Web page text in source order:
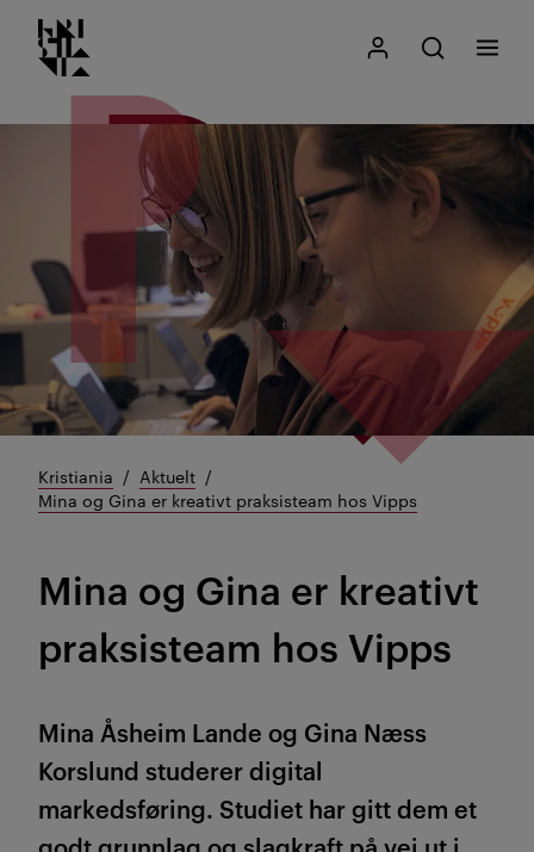
Gå
til
Kristiania logo
Mitt Kristiania
Åpne søk
Søk
Meny
Kristiania
Aktuelt
Mina og Gina er kreativt praksisteam hos Vipps
Mina og Gina er kreativt
praksisteam hos Vipps
Mina Åsheim Lande og Gina Næss
Korslund studerer digital
markedsføring. Studiet har gitt dem et